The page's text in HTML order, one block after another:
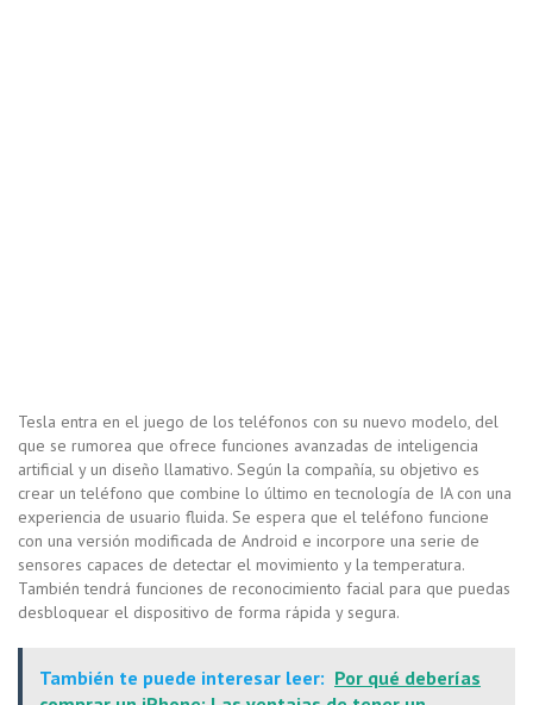
Tesla entra en el juego de los teléfonos con su nuevo modelo, del
que se rumorea que ofrece funciones avanzadas de inteligencia
artificial y un diseño llamativo. Según la compañía, su objetivo es
crear un teléfono que combine lo último en tecnología de IA con una
experiencia de usuario fluida. Se espera que el teléfono funcione
con una versión modificada de Android e incorpore una serie de
sensores capaces de detectar el movimiento y la temperatura.
También tendrá funciones de reconocimiento facial para que puedas
desbloquear el dispositivo de forma rápida y segura.
También te puede interesar leer: Por qué deberías